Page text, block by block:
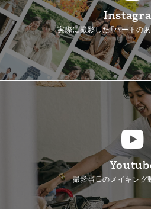
実際に撮影した「ハートの
撮影当日のメイキング